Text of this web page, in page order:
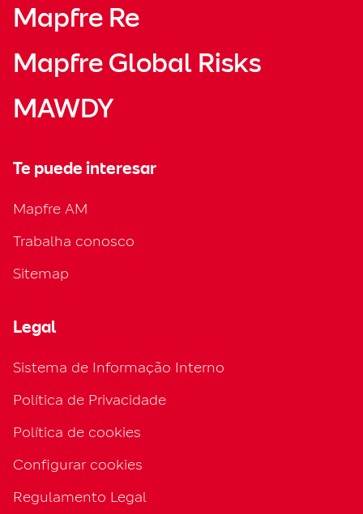
Mapfre Re
Mapfre Global Risks
MAWDY
Te puede interesar
Mapfre AM
Trabalha conosco
Sitemap
Legal
Sistema de Informação Interno
Política de Privacidade
Política de cookies
Configurar cookies
Regulamento Legal